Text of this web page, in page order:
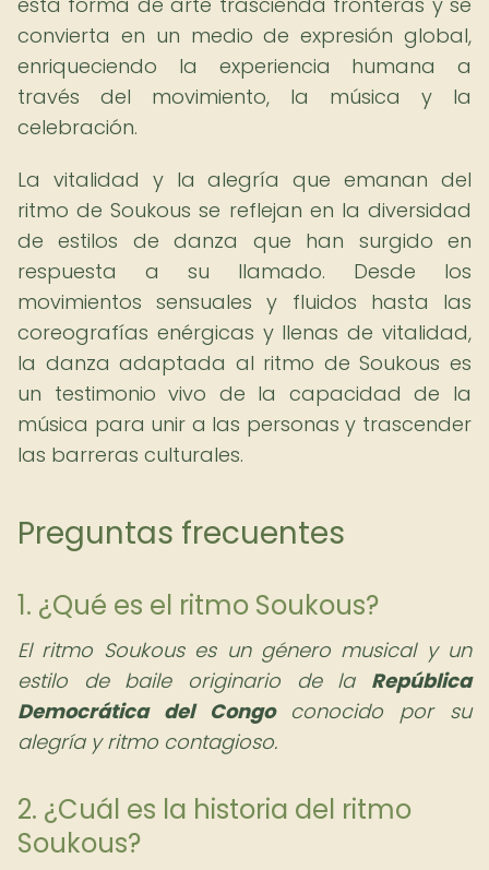
convierta en un medio de expresión global,
enriqueciendo la experiencia humana a
través del movimiento, la música y la
celebración.
La vitalidad y la alegría que emanan del
ritmo de Soukous se reflejan en la diversidad
de estilos de danza que han surgido en
respuesta a su llamado. Desde los
movimientos sensuales y fluidos hasta las
coreografías enérgicas y llenas de vitalidad,
la danza adaptada al ritmo de Soukous es
un testimonio vivo de la capacidad de la
música para unir a las personas y trascender
las barreras culturales.
Preguntas frecuentes
1. ¿Qué es el ritmo Soukous?
El ritmo Soukous es un género musical y un
estilo de baile originario de la República
Democrática del Congoconocido por su
alegría y ritmo contagioso.
2. ¿Cuál es la historia del ritmo
Soukous?